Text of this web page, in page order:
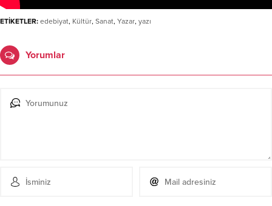
ETİKETLER: edebiyat, Kültür, Sanat, Yazar, yazı
Yorumlar